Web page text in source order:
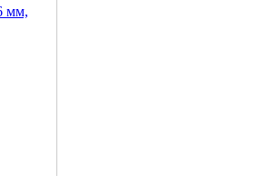
мм,